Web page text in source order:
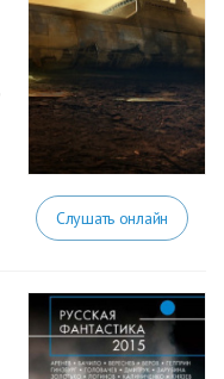
Слушать онлайн